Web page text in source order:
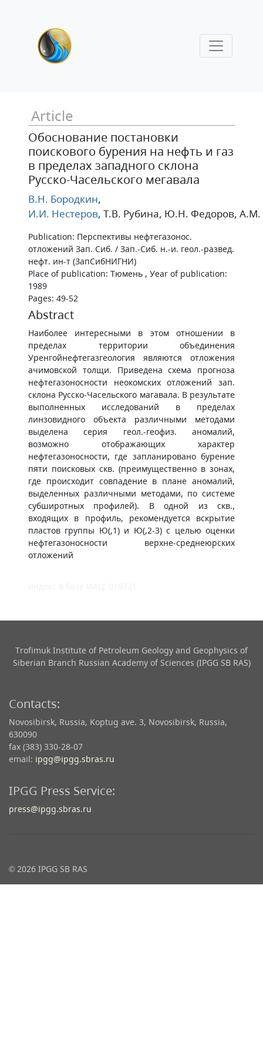
Article
Обоснование постановки
поискового бурения на нефть и газ
в пределах западного склона
Русско-Часельского мегавала
В.Н. Бородкин,
И.И. Нестеров, Т.В. Рубина, Ю.Н. Федоров, А.М.
Publication: Перспективы нефтегазонос.
отложений Зап. Сиб. / Зап.-Сиб. н.-и. геол.-развед.
нефт. ин-т (ЗапСибНИГНИ)
Place of publication: Тюмень , Уear of publication:
1989
Pages: 49-52
Abstract
Наиболее интересными в этом отношении в
пределах территории объединения
Уренгойнефтегазгеология являются отложения
ачимовской толщи. Приведена схема прогноза
нефтегазоносности неокомских отложений зап.
склона Русско-Часельского магавала. В результате
выполненных исследований в пределах
линзовидного объекта различными методами
выделена серия геол.-геофиз. аномалий,
возможно отображающих характер
нефтегазоносности, где запланировано бурение
пяти поисковых скв. (преимущественно в зонах,
где происходит совпадение в плане аномалий,
выделенных различными методами, по системе
субширотных профилей). В одной из скв.,
входящих в профиль, рекомендуется вскрытие
пластов группы Ю(,1) и Ю(,2-3) с целью оценки
нефтегазоносности верхне-среднеюрских
отложений
Trofimuk Institute of Petroleum Geology and Geophysics​ of
Siberian Branch Russian Academy of Sciences (IPGG SB RAS)
Contacts:
Novosibirsk, Russia, Koptug ave. 3, Novosibirsk, Russia,
630090
fax (383) 330-28-07
email: ipgg@ipgg.sbras.ru
IPGG Press Service:
press@ipgg.sbras.ru
© 2026 IPGG SB RAS